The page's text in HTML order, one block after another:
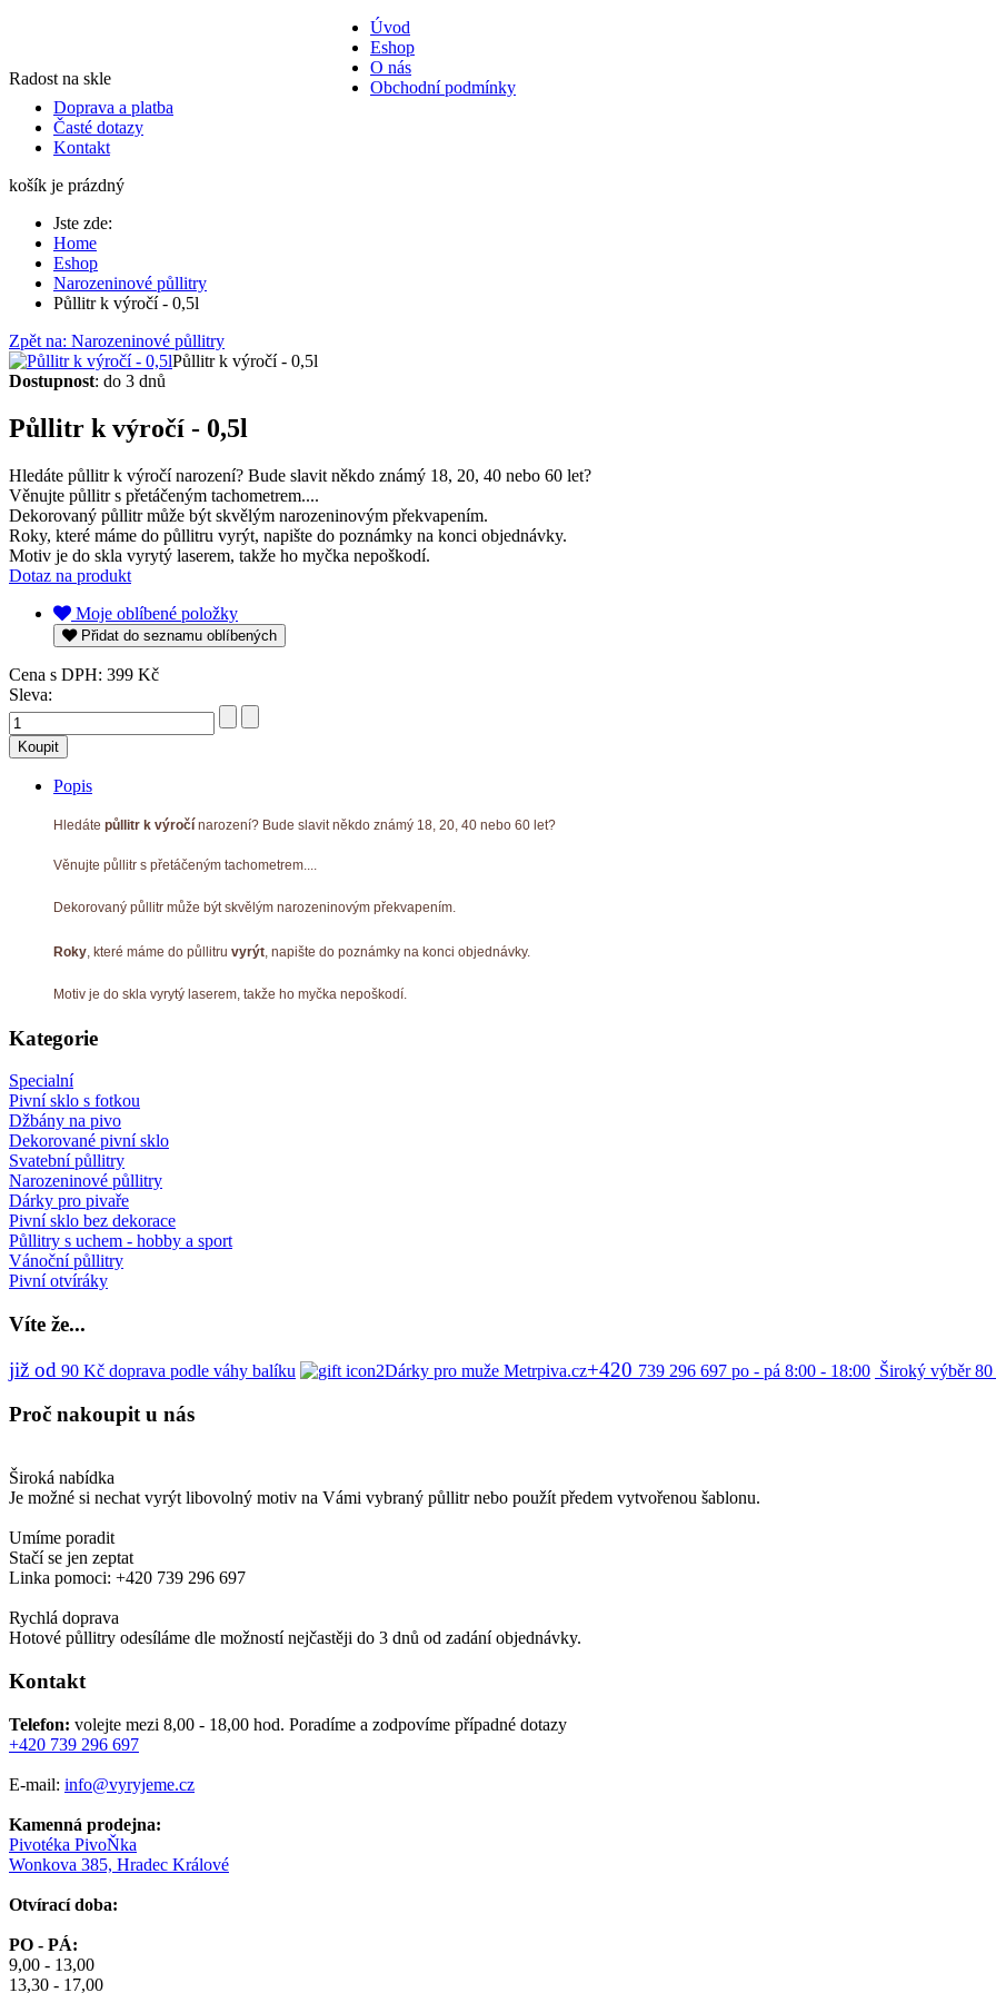
Radost na skle
Úvod
Eshop
O nás
Obchodní podmínky
Doprava a platba
Časté dotazy
Kontakt
košík je prázdný
Jste zde:
Home
Eshop
Narozeninové půllitry
Půllitr k výročí - 0,5l
Zpět na: Narozeninové půllitry
Půllitr k výročí - 0,5l
Dostupnost: do 3 dnů
Půllitr k výročí - 0,5l
Hledáte půllitr k výročí narození? Bude slavit někdo známý 18, 20, 40 nebo 60 let?
Věnujte půllitr s přetáčeným tachometrem....
Dekorovaný půllitr může být skvělým narozeninovým překvapením.
Roky, které máme do půllitru vyrýt, napište do poznámky na konci objednávky.
Motiv je do skla vyrytý laserem, takže ho myčka nepoškodí.
Dotaz na produkt
Moje oblíbené položky
Přidat do seznamu oblíbených
Cena s DPH: 399 Kč
Sleva:
Popis
Hledáte půllitr k výročí narození? Bude slavit někdo známý 18, 20, 40 nebo 60 let?
Věnujte půllitr s přetáčeným tachometrem....
Dekorovaný půllitr může být skvělým narozeninovým překvapením.
Roky, které máme do půllitru vyrýt, napište do poznámky na konci objednávky.
Motiv je do skla vyrytý laserem, takže ho myčka nepoškodí.
Kategorie
Specialní
Pivní sklo s fotkou
Džbány na pivo
Dekorované pivní sklo
Svatební půllitry
Narozeninové půllitry
Dárky pro pivaře
Pivní sklo bez dekorace
Půllitry s uchem - hobby a sport
Vánoční půllitry
Pivní otvíráky
Víte že...
již od 90 Kč doprava podle váhy balíku Dárky pro muže Metrpiva.cz+420 739 296 697 po - pá 8:00 - 18:00 Široký výběr80
Proč nakoupit u nás
Široká nabídka
Je možné si nechat vyrýt libovolný motiv na Vámi vybraný půllitr nebo použít předem vytvořenou šablonu.
Umíme poradit
Stačí se jen zeptat
Linka pomoci: +420 739 296 697
Rychlá doprava
Hotové půllitry odesíláme dle možností nejčastěji do 3 dnů od zadání objednávky.
Kontakt
Telefon: volejte mezi 8,00 - 18,00 hod. Poradíme a zodpovíme případné dotazy
+420 739 296 697
E-mail: info@vyryjeme.cz
Kamenná prodejna:
Pivotéka PivoŇka
Wonkova 385, Hradec Králové
Otvírací doba:
PO - PÁ:
9,00 - 13,00
13,30 - 17,00